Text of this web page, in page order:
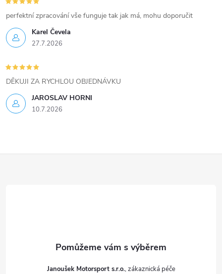
v
ý
p
i
s
u
Karel Čevela
27.7.2026
perfektní zpracování vše funguje tak jak má, mohu doporučit
JAROSLAV HORNI
10.7.2026
DĚKUJI ZA RYCHLOU OBJEDNÁVKU
Janoušek Motorsport s.r.o.